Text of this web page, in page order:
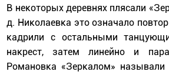
В некоторых деревнях плясали
д. Николаевка это означало
кадрили с остальными
накрест, затем линейно и
Романовка «Зеркалом»